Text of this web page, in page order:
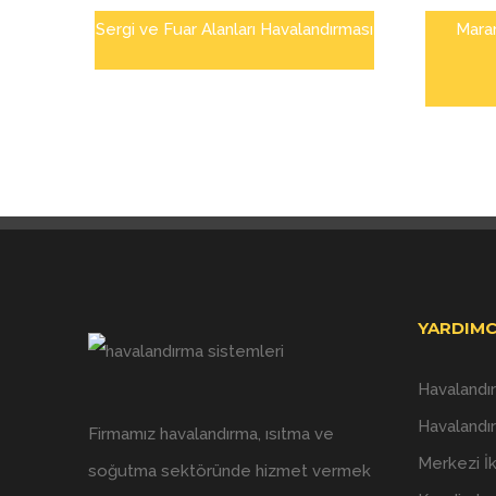
Sergi ve Fuar Alanları Havalandırması
Firmamız havalandırma, ısıtma ve
soğutma sektöründe hizmet vermek
Merkezi